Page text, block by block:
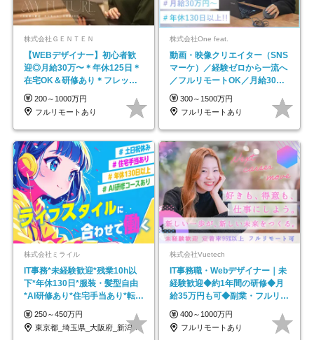
株式会社ＧＥＮＴＥＮ
【WEBデザイナー】初⼼者歓
迎◎⽉給30万〜＊年休125⽇＊
在宅OK＆研修あり＊フレック
ス
200～1000万円
フルリモートあり
株式会社One feat.
動画・映像クリエイター（SNS
マーケ）／経験ゼロから一流へ
／フルリモートOK／月給30万
円～／年休130日以上
300～1500万円
フルリモートあり
株式会社ミライル
IT事務*未経験歓迎*残業10h以
下*年休130日*服装・髪型自由
*AI研修あり*住宅手当あり*転勤
なし
250～450万円
東京都_埼玉県_大阪府_新潟県_福岡県
株式会社Vuetech
IT事務職・Webデザイナー｜未
経験歓迎◆約1年間の研修◆月
給35万円も可◆副業・フルリモ
ート可◆年休126日
400～1000万円
フルリモートあり